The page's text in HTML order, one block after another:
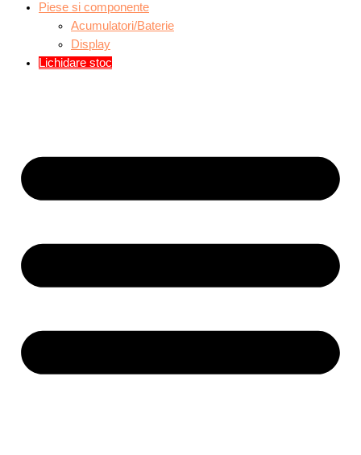
Piese si componente
Acumulatori/Baterie
Display
Lichidare stoc